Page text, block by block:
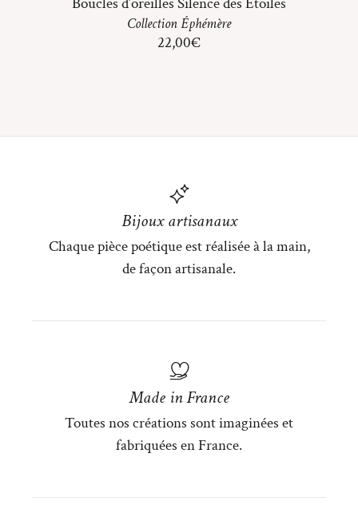
CollectionÉphémère
22,00€
Bijoux artisanaux
Chaque pièce poétique est réalisée à la main,
de façon artisanale.
Made in France
Toutes nos créations sont imaginées et
fabriquées en France.